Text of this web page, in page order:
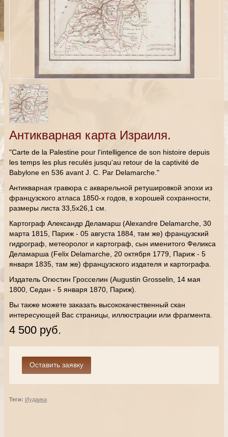
Антикварная карта Израиля.
"Carte de la Palestine pour l'intelligence de son histoire depuis
les temps les plus reculés jusqu'au retour de la captivité de
Babylone en 536 avant J. C. Par Delamarche."
Антикварная гравюра с акварельной ретушировкой эпохи из
французского атласа 1850-х годов, в хорошей сохранности,
размеры листа 33,5х26,1 см.
Картограф Александр Деламарш (Alexandre Delamarche, 30
марта 1815, Париж - 05 августа 1884, там же) французский
гидрограф, метеоролог и картограф, сын именитого Феликса
Деламарша (Felix Delamarche, 20 октября 1779, Париж - 5
января 1835, там же) французского издателя и картографа.
Издатель Огюстин Гросселин (Augustin Grosselin, 14 мая
1800, Седан - 5 января 1870, Париж).
Вы также можете заказать высококачественный скан
интересующей Вас страницы, иллюстрации или фрагмента.
4 500 руб.
Теги: Иудаика